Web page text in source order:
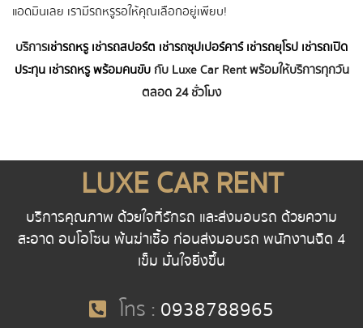
แอดมินเลย เรามีรถหรูรอให้คุณเลือกอยู่เพียบ!
บริการเช่ารถหรู เช่ารถสปอร์ต เช่ารถซุปเปอร์คาร์ เช่ารถยุโรป เช่ารถเปิด
ประทุน เช่ารถหรู พร้อมคนขับกับ Luxe Car Rentพร้อมให้บริการทุกวัน
ตลอด 24 ชั่วโมง
LUXE CAR RENT
บริการคุณภาพ ด้วยใจที่รักรถ และส่งมอบรถ ด้วยความ
สะอาด อบโอโซน พ้นฆ่าเชื้อ ก่อนส่งมอบรถ พนักงานฉีด 4
เข็ม มั่นใจยิ่งขึ้น
โทร : 0938788965